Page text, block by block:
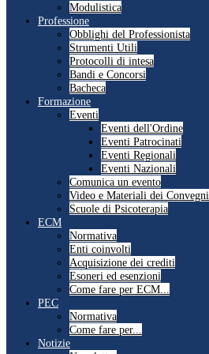
Modulistica
Professione
Obblighi del Professionista
Strumenti Utili
Protocolli di intesa
Bandi e Concorsi
Bacheca
Formazione
Eventi
Eventi dell'Ordine
Eventi Patrocinati
Eventi Regionali
Eventi Nazionali
Comunica un evento
Video e Materiali dei Convegni
Scuole di Psicoterapia
ECM
Normativa
Enti coinvolti
Acquisizione dei crediti
Esoneri ed esenzioni
Come fare per ECM...
PEC
Normativa
Come fare per...
Notizie